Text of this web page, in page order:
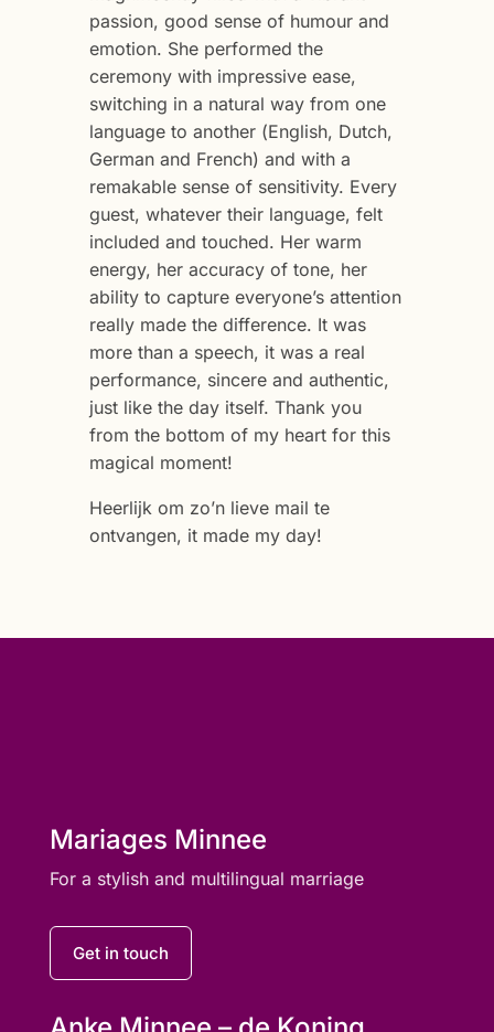
passion, good sense of humour and
emotion. She performed the
ceremony with impressive ease,
switching in a natural way from one
language to another (English, Dutch,
German and French) and with a
remakable sense of sensitivity. Every
guest, whatever their language, felt
included and touched. Her warm
energy, her accuracy of tone, her
ability to capture everyone’s attention
really made the difference. It was
more than a speech, it was a real
performance, sincere and authentic,
just like the day itself. Thank you
from the bottom of my heart for this
magical moment!
Heerlijk om zo’n lieve mail te
ontvangen, it made my day!
Mariages Minnee
For a stylish and multilingual marriage
Get in touch